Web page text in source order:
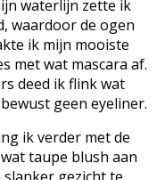
waterlijn zette ik
waardoor de ogen
ik mijn mooiste
met wat mascara af.
deed ik flink wat
geen eyeliner.
ik verder met de
taupe blush aan